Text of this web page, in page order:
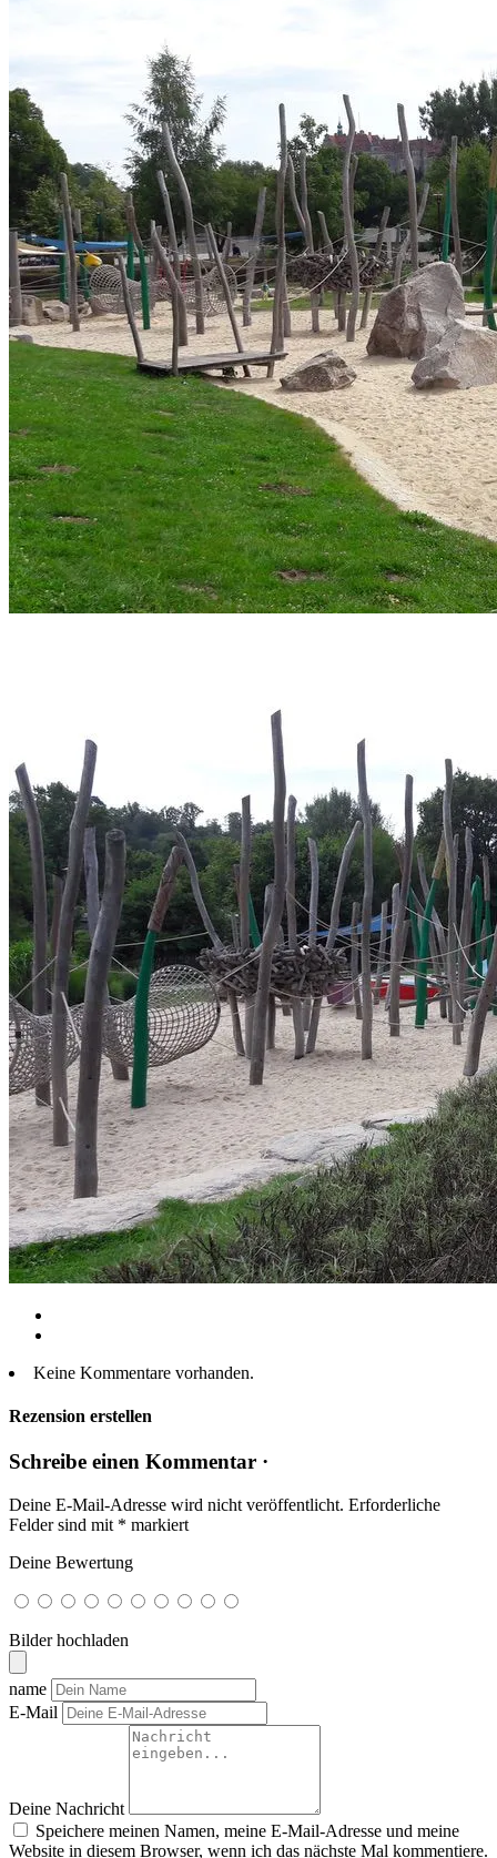
Keine Kommentare vorhanden.
Rezension erstellen
Schreibe einen Kommentar ·
Deine E-Mail-Adresse wird nicht veröffentlicht. Erforderliche
Felder sind mit * markiert
Deine Bewertung
Bilder hochladen
name
E-Mail
Deine Nachricht
Speichere meinen Namen, meine E-Mail-Adresse und meine
Website in diesem Browser, wenn ich das nächste Mal kommentiere.